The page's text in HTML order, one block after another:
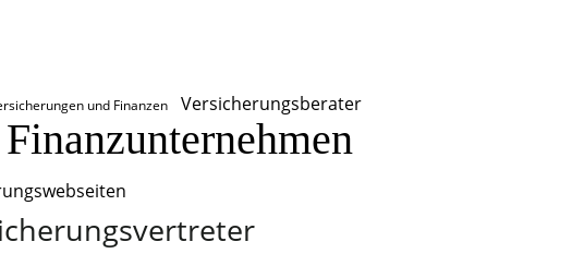
und Finanzen
Versicherungsberater
Finanzunternehmen